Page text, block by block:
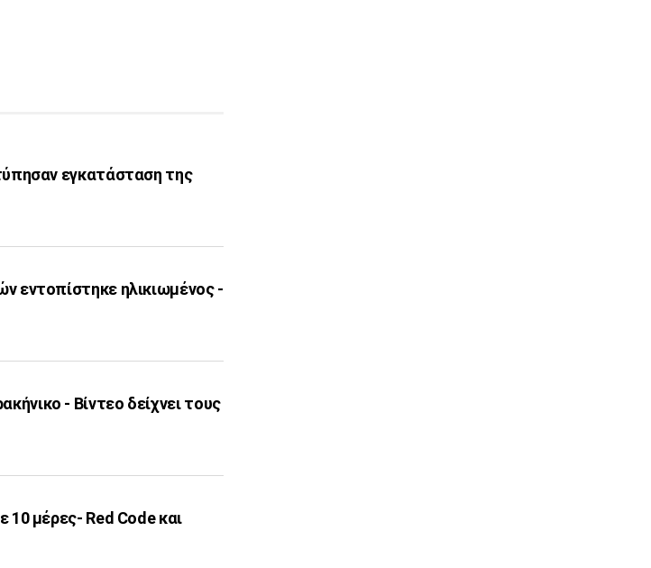
εγκατάσταση της
εντοπίστηκε ηλικιωμένος -
- Βίντεο δείχνει τους
μέρες- Red Code και